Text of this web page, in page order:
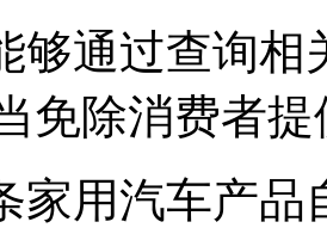
够通过查询相
免除消费者
家用汽车产品